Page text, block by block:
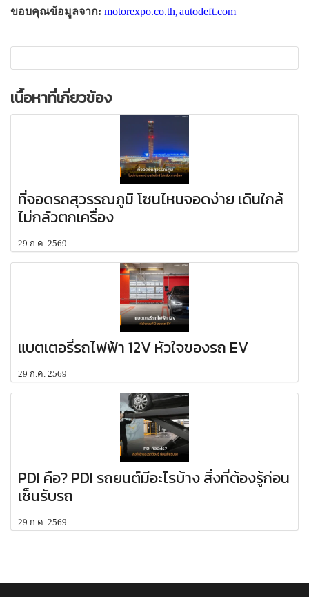
ขอบคุณข้อมูลจาก: motorexpo.co.th, autodeft.com
เนื้อหาที่เกี่ยวข้อง
ที่จอดรถสุวรรณภูมิ โซนไหนจอดง่าย เดินใกล้
ไม่กลัวตกเครื่อง
29 ก.ค. 2569
แบตเตอรี่รถไฟฟ้า 12V หัวใจของรถ EV
29 ก.ค. 2569
PDI คือ? PDI รถยนต์มีอะไรบ้าง สิ่งที่ต้องรู้ก่อน
เซ็นรับรถ
29 ก.ค. 2569